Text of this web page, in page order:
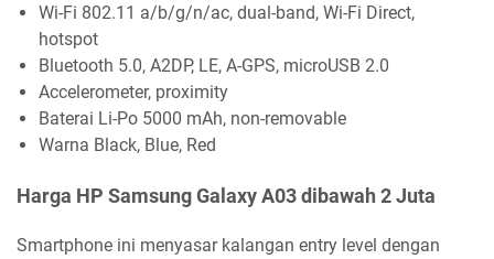
Wi-Fi 802.11 a/b/g/n/ac, dual-band, Wi-Fi Direct,
hotspot
Bluetooth 5.0, A2DP, LE, A-GPS, microUSB 2.0
Accelerometer, proximity
Baterai Li-Po 5000 mAh, non-removable
Warna Black, Blue, Red
Harga HP Samsung Galaxy A03 dibawah 2 Juta
Smartphone ini menyasar kalangan entry level dengan